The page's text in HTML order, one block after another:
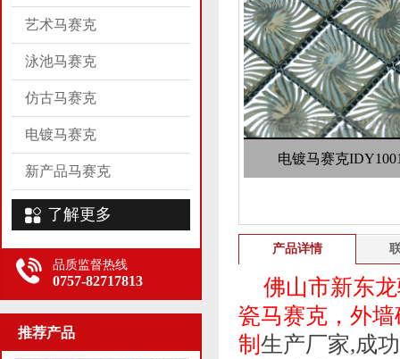
艺术马赛克
泳池马赛克
仿古马赛克
电镀马赛克
新产品马赛克
了解更多
品质监督热线
0757-82717813
推荐产品
电镀马赛克
产品详情
佛山市新东
瓷马赛克，外
制 生产厂家,成